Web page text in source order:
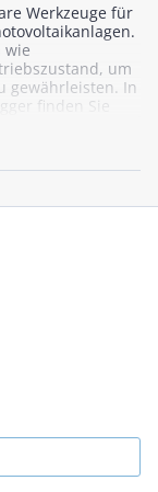
Werkzeuge für
wie
um
gewährleisten. In
finden Sie
die speziell